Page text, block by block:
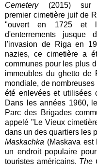
Cemetery(2015) sur
premier cimetière juif de
"ouvert en 1725 et
d'enterrements jusque
l'invasion de Riga en
nazies, ce cimetière a
communes pour les plus
immeubles du ghetto de
mondiale, de
été enlevées et utilisées
Dans les années 1960,
Parc des Brigades
appelé "Le Vieux
dans un des quartiers les
Maskachka (Maskava
un endroit populaire
touristes américains. The